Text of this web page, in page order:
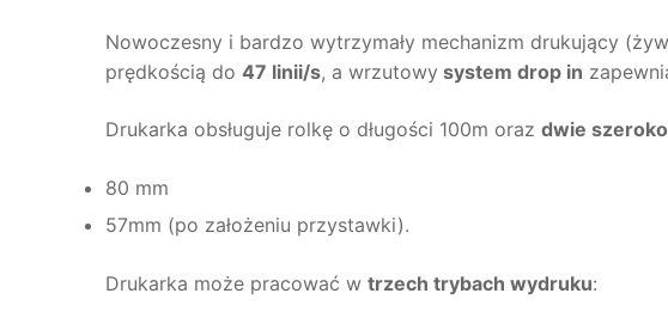
Nowoczesny i bardzo wytrzymały mechanizm drukujący
prędkością do 47 linii/s, a wrzutowy system drop in
Drukarka obsługuje rolkę o długości 100m oraz dwie
80 mm
57mm (po założeniu przystawki).
Drukarka może pracować w trzech trybach wydruku: